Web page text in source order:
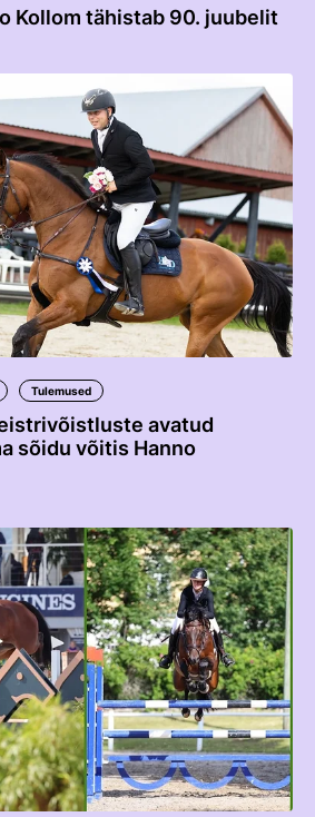
Meelespea
Meelespea
Meelespea
Kollom tähistab 90. juubelit
Tulemused
avatud
sõidu võitis Hanno